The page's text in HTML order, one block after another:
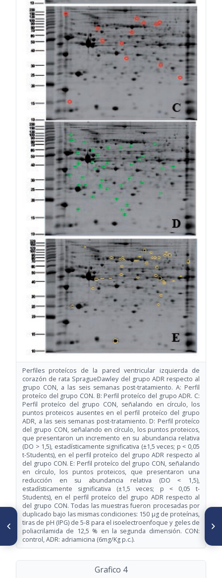
Perfiles proteícos de la pared ventricular izquierda de
corazón de rata SpragueDawley del grupo ADR respecto al
grupo CON, a las seis semanas post-tratamiento. A: Perfil
proteíco del grupo CON. B: Perfil proteíco del grupo ADR. C:
Perfil proteíco del grupo CON, señalando en círculo, los
puntos proteicos ausentes en el perfil proteíco del grupo
ADR, a las seis semanas post-tratamiento. D: Perfil proteíco
del grupo CON, señalando en círculo, los puntos proteicos,
que presentaron un incremento en su abundancia relativa
(DO > 1,5), estadísticamente significativa (±1,5 veces; p ˂ 0,05
t-Students), en el perfil proteíco del grupo ADR respecto al
del grupo CON. E: Perfil proteíco del grupo CON, señalando
en círculo, los puntos proteicos, que presentaron una
reducción en su abundancia relativa (DO ˂ 1,5),
estadísticamente significativa (±1,5 veces; p ˂ 0,05 t-
Students), en el perfil proteíco del grupo ADR respecto al
del grupo CON. Todas las muestras fueron procesadas por
duplicado bajo las mismas condiciones: 150 μg de proteínas,
tiras de pH (IPG) de 5-8 para el isoelectroenfoque y geles de
poliacrilamida de 12,5 % en la segunda dimensión. CON:
control, ADR: adriamicina (6mg/Kg p.c.).
Grafico 4
ARTÍCULO ANTERIOR
Emergencia del virus Zika en
Latinoamérica, aprendiendo
en el camino
SIGUIENTE ARTÍCULO
Malaria. Eficacia terapéutica de
medicamentos contra
plasmodium falciparum